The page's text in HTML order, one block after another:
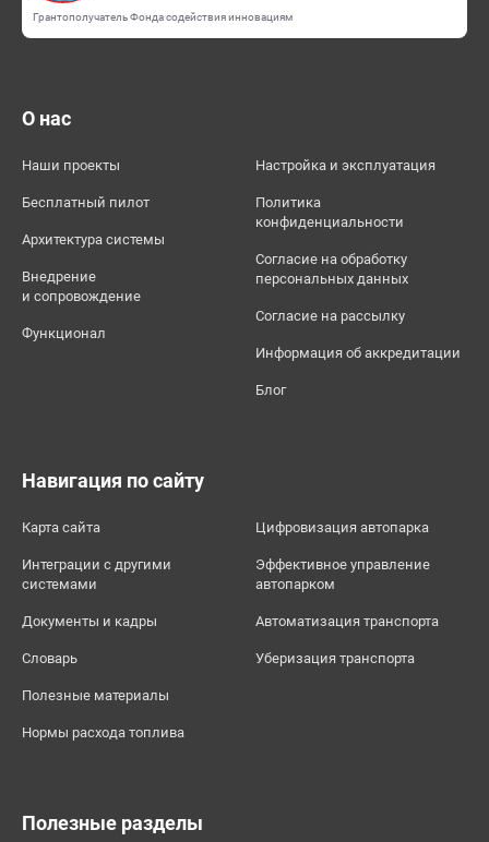
Грантополучатель Фонда содействия инновациям
О нас
Наши проекты
Бесплатный пилот
Архитектура системы
Внедрение
и сопровождение
Функционал
Настройка и эксплуатация
Политика
конфиденциальности
Согласие на обработку
персональных данных
Согласие на рассылку
Информация об аккредитации
Блог
Навигация по сайту
Карта сайта
Интеграции с другими
системами
Документы и кадры
Словарь
Полезные материалы
Нормы расхода топлива
Цифровизация автопарка
Эффективное управление
автопарком
Автоматизация транспорта
Уберизация транспорта
Полезные разделы